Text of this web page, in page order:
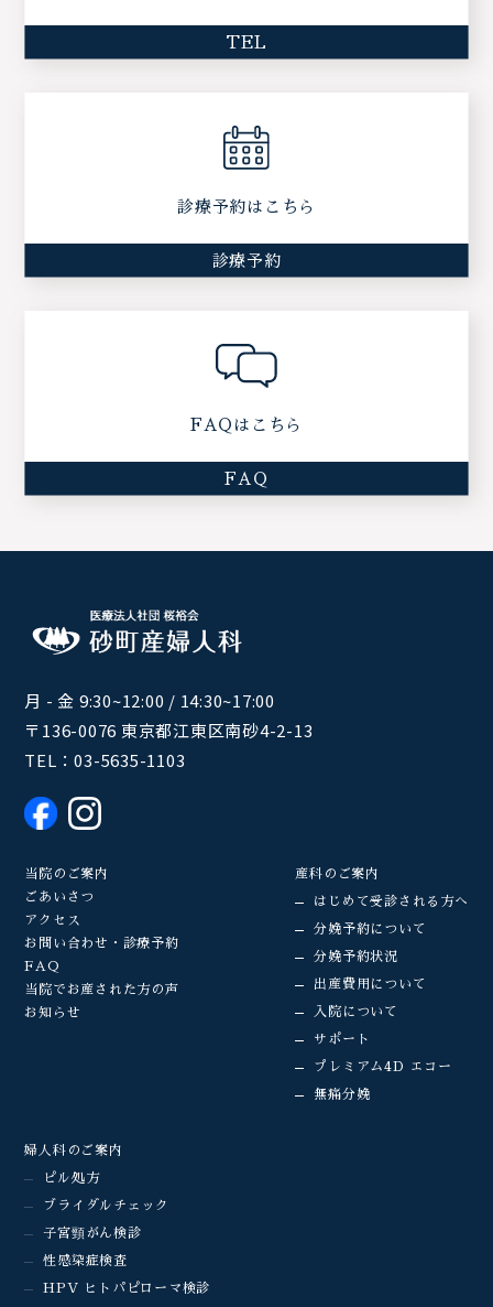
TEL
診療予約はこちら
診療予約
FAQはこちら
FAQ
月 - 金 9:30~12:00 / 14:30~17:00
〒136-0076 東京都江東区南砂4-2-13
TEL：03-5635-1103
当院のご案内
ごあいさつ
アクセス
お問い合わせ・診療予約
FAQ
当院でお産された方の声
お知らせ
産科のご案内
はじめて受診される方へ
分娩予約について
分娩予約状況
出産費用について
入院について
サポート
プレミアム4D エコー
無痛分娩
婦人科のご案内
ピル処方
ブライダルチェック
子宮頸がん検診
性感染症検査
HPV ヒトパピローマ検診